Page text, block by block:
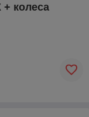
+ колеса